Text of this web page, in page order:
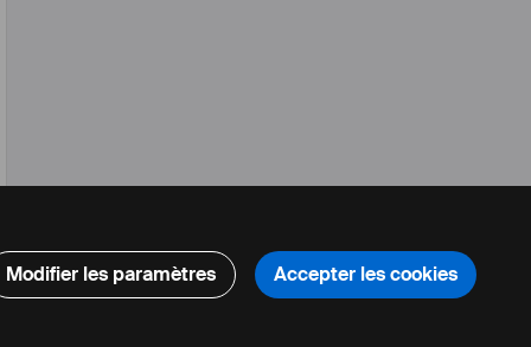
Modifier les paramètres Accepter les cookies